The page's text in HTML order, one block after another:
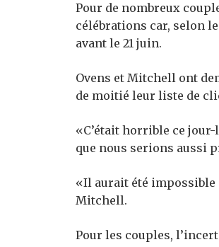
Pour de nombreux
célébrations car, selon
avant le 21 juin.
Ovens et Mitchell ont
de moitié leur liste de
«C’était horrible ce
que nous serions aussi
«Il aurait été impossible
Mitchell.
Pour les couples,